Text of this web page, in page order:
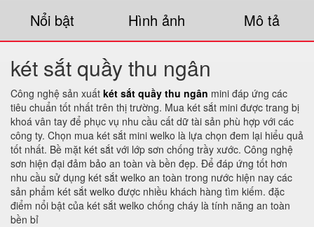
Nổi bật Hình ảnh Mô tả
két sắt quầy thu ngân
Công nghệ sản xuất két sắt quầy thu ngân mini đáp ứng các
tiêu chuẩn tốt nhất trên thị trường. Mua két sắt mini được trang bị
khoá vân tay để phục vụ nhu cầu cất dữ tài sản phù hợp với các
công ty. Chọn mua két sắt mini welko là lựa chọn đem lại hiểu quả
tốt nhất. Bề mặt két sắt với lớp sơn chống trầy xước. Công nghệ
sơn hiện đại đảm bảo an toàn và bền đẹp. Để đáp ứng tốt hơn
nhu cầu sử dụng két sắt welko an toàn trong nước hiện nay các
sản phẩm két sắt welko được nhiều khách hàng tìm kiếm. đặc
điểm nổi bật của két sắt welko chống cháy là tính năng an toàn
bền bỉ